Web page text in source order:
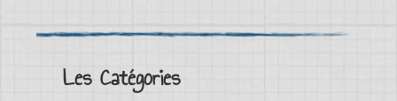
Les Catégories